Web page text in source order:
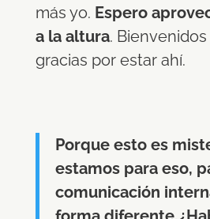
más yo. Espero
a la altura.
gracias por estar ahí.
Porque esto es
estamos para eso,
comunicación